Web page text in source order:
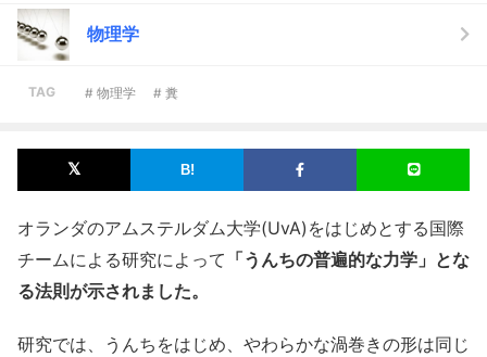
物理学
TAG # 物理学 # 糞
オランダのアムステルダム大学(UvA)をはじめとする国際
チームによる研究によって 「うんちの普遍的な力学」とな
る法則が示されました。
研究では、うんちをはじめ、やわらかな渦巻きの形は同じ